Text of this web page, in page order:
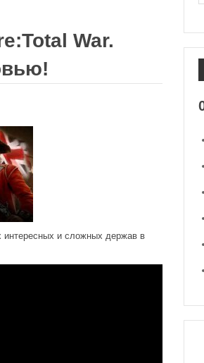
War.
и сложных держав в